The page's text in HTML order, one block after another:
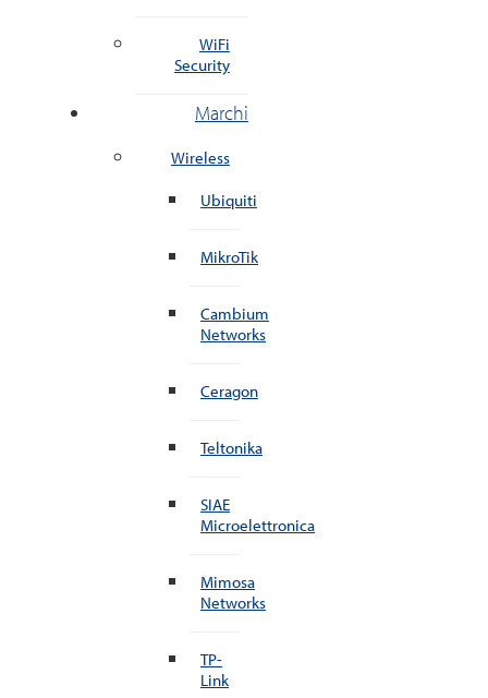
WiFi
Security
Marchi
Wireless
Ubiquiti
MikroTik
Cambium
Networks
Ceragon
Teltonika
SIAE
Microelettronica
Mimosa
Networks
TP-
Link